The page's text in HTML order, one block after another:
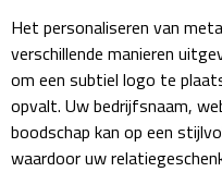
Strandtassen
Picknick rugtassen
Lunchtassen
Het personaliseren van
verschillende manieren
om een subtiel logo te
opvalt. Uw bedrijfsnaam,
boodschap kan op een
waardoor uw